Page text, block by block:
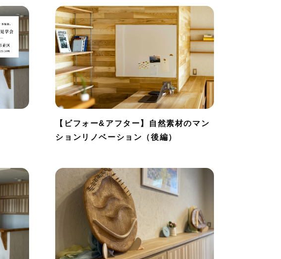
【ビフォー&アフター】自然素材のマン
ションリノベーション（後編）